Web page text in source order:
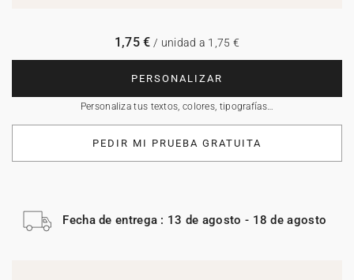
PERSONALIZAR
Personaliza tus textos, colores, tipografías…
1,75 € / unidad a 1,75 €
PEDIR MI PRUEBA GRATUITA
Fecha de entrega : 13 de agosto - 18 de agosto